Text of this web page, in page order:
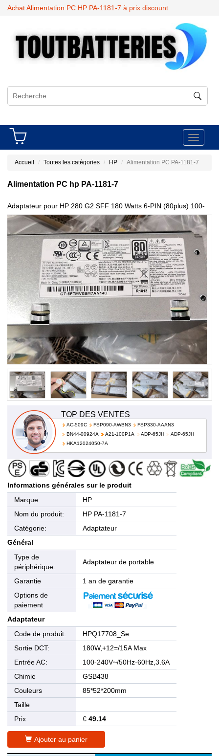
Achat Alimentation PC HP PA-1181-7 à prix discount
Toggle
Accueil Toutes les catégories HP Alimentation PC PA-1181-7
Alimentation PC hp PA-1181-7
Adaptateur pour HP 280 G2 SFF 180 Watts 6-PIN (80plus) 100-
240V~/50Hz-60Hz,3.6A PA-1181-7 854142-001
TOP DES VENTES
AC-509C FSP090-AWBN3
FSP330-AAAN3
BN44-00924A
A21-100P1A ADP-65JH
ADP-65JH
HKA12024050-7A
Informations générales sur le produit
Marque
HP
Nom du produit:
HP PA-1181-7
Catégorie:
Adaptateur
Général
Type de
périphérique:
Adaptateur de portable
Garantie
1 an de garantie
Options de
paiement
Adaptateur
Code de produit:
HPQ17708_Se
Sortie DCT:
180W,+12=/15A Max
Entrée AC:
100-240V~/50Hz-60Hz,3.6A
Chimie
GSB438
Couleurs
85*52*200mm
Taille
Prix
€ 49.14
Ajouter au panier